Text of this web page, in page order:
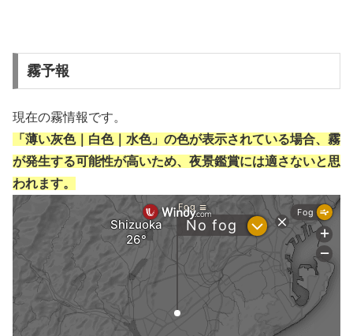
霧予報
現在の霧情報です。
「薄い灰色｜白色｜水色」の色が表示されている場合、霧
が発生する可能性が高いため、夜景鑑賞には適さないと思
われます。